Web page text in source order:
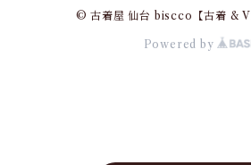
© 古着屋 仙台 biscco【古着 &
Powered by